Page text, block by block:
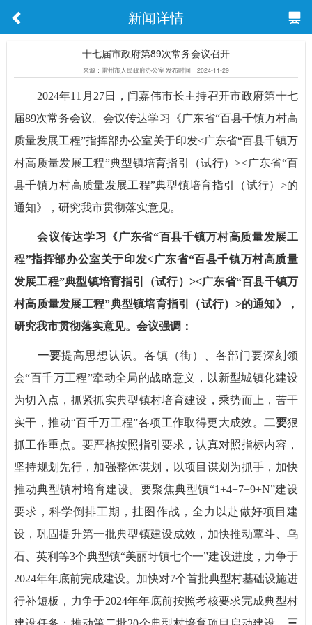
新闻详情
十七届市政府第89次常务会议召开
来源：雷州市人民政府办公室 发布时间：2024-11-29
2024年11月27日，闫嘉伟市长主持召开市政府第十七
届89次常务会议。会议传达学习《广东省“百县千镇万村高
质量发展工程”指挥部办公室关于印发<广东省“百县千镇万
村高质量发展工程”典型镇培育指引（试行）><广东省“百
县千镇万村高质量发展工程”典型镇培育指引（试行）>的
通知》，研究我市贯彻落实意见。
会议传达学习《广东省“百县千镇万村高质量发展工
程”指挥部办公室关于印发<广东省“百县千镇万村高质量
发展工程”典型镇培育指引（试行）><广东省“百县千镇万
村高质量发展工程”典型镇培育指引（试行）>的通知》，
研究我市贯彻落实意见。会议强调：
一要提高思想认识。各镇（街）、各部门要深刻领
会“百千万工程”牵动全局的战略意义，以新型城镇化建设
为切入点，抓紧抓实典型镇村培育建设，乘势而上，苦干
实干，推动“百千万工程”各项工作取得更大成效。二要狠
抓工作重点。要严格按照指引要求，认真对照指标内容，
坚持规划先行，加强整体谋划，以项目谋划为抓手，加快
推动典型镇村培育建设。要聚焦典型镇“1+4+7+9+N”建设
要求，科学倒排工期，挂图作战，全力以赴做好项目建
设，巩固提升第一批典型镇建设成效，加快推动覃斗、乌
石、英利等3个典型镇“美丽圩镇七个一”建设进度，力争于
2024年年底前完成建设。加快对7个首批典型村基础设施进
行补短板，力争于2024年年底前按照考核要求完成典型村